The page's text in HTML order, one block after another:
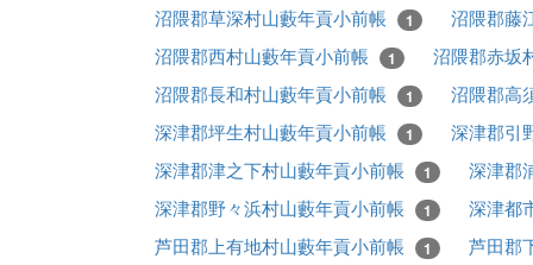
沼隈郡草深村山藪年貢小前帳
1
沼隈郡藤
沼隈郡西村山藪年貢小前帳
1
沼隈郡赤坂
沼隈郡長和村山藪年貢小前帳
1
沼隈郡高
深津郡坪生村山藪年貢小前帳
1
深津郡引
深津郡津之下村山藪年貢小前帳
1
深津郡
深津郡野々浜村山藪年貢小前帳
1
深津都
芦田郡上有地村山藪年貢小前帳
1
芦田郡